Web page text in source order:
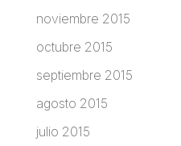
noviembre 2015
octubre 2015
septiembre 2015
agosto 2015
julio 2015